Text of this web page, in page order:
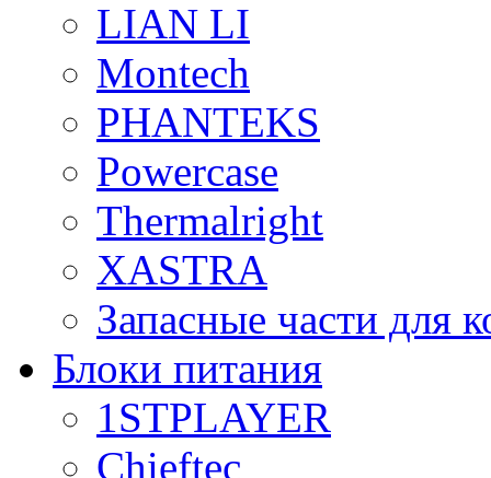
LIAN LI
Montech
PHANTEKS
Powercase
Thermalright
XASTRA
Запасные части для
Блоки питания
1STPLAYER
Chieftec